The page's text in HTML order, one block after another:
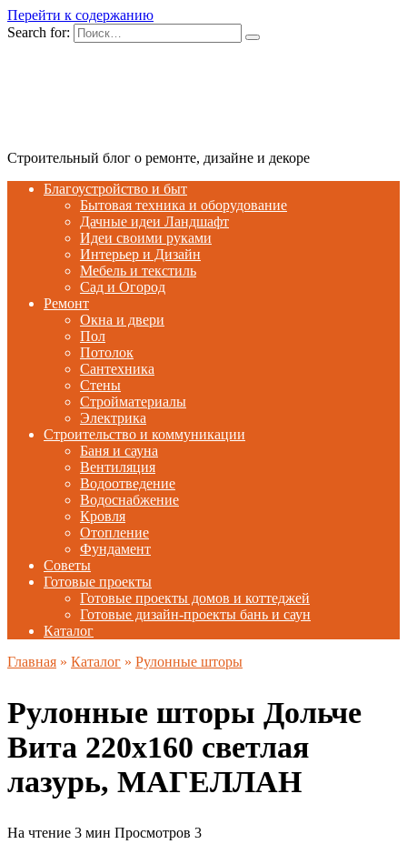
Перейти к содержанию
Search for:
Строительный блог о ремонте, дизайне и декоре
Благоустройство и быт
Бытовая техника и оборудование
Дачные идеи Ландшафт
Идеи своими руками
Интерьер и Дизайн
Мебель и текстиль
Сад и Огород
Ремонт
Окна и двери
Пол
Потолок
Сантехника
Стены
Стройматериалы
Электрика
Строительство и коммуникации
Баня и сауна
Вентиляция
Водоотведение
Водоснабжение
Кровля
Отопление
Фундамент
Советы
Готовые проекты
Готовые проекты домов и коттеджей
Готовые дизайн-проекты бань и саун
Каталог
Главная » Каталог » Рулонные шторы
Рулонные шторы Дольче
Вита 220х160 светлая
лазурь, МАГЕЛЛАН
На чтение 3 мин Просмотров 3